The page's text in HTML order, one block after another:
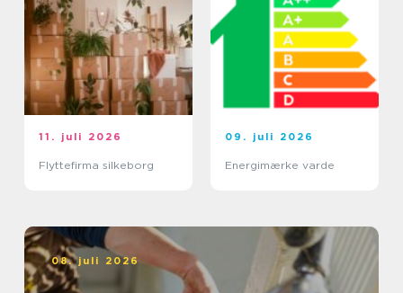
11. juli 2026
Flyttefirma silkeborg
09. juli 2026
Energimærke varde
08. juli 2026